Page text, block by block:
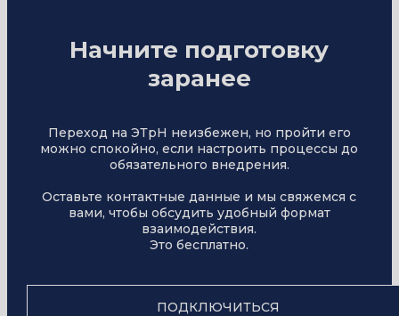
Начните подготовку
заранее
Переход на ЭТрН неизбежен, но пройти его
можно спокойно, если настроить процессы до
обязательного внедрения.
Оставьте контактные данные и мы свяжемся с
вами, чтобы обсудить удобный формат
взаимодействия.
Это бесплатно.
ПОДКЛЮЧИТЬСЯ